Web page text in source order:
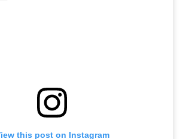
this post on Instagram